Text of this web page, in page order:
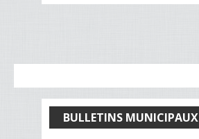
BULLETINS MUNICIPAUX